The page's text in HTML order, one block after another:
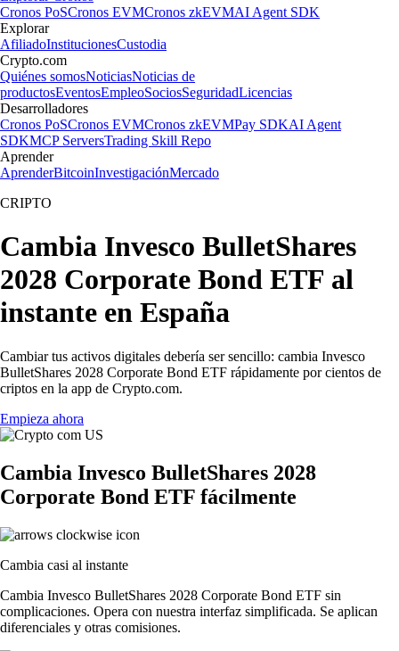
Cronos PoSCronos EVMCronos zkEVMAI Agent SDK
Explorar
AfiliadoInstitucionesCustodia
Crypto.com
Quiénes somosNoticiasNoticias de
productosEventosEmpleoSociosSeguridadLicencias
Desarrolladores
Cronos PoSCronos EVMCronos zkEVMPay SDKAI Agent
SDKMCP ServersTrading Skill Repo
Aprender
AprenderBitcoinInvestigaciónMercado
CRIPTO
Cambia Invesco BulletShares
2028 Corporate Bond ETF al
instante en España
Cambiar tus activos digitales debería ser sencillo: cambia Invesco
BulletShares 2028 Corporate Bond ETF rápidamente por cientos de
criptos en la app de Crypto.com.
Empieza ahora
Cambia Invesco BulletShares 2028
Corporate Bond ETF fácilmente
Cambia casi al instante
Cambia Invesco BulletShares 2028 Corporate Bond ETF sin
complicaciones. Opera con nuestra interfaz simplificada. Se aplican
diferenciales y otras comisiones.